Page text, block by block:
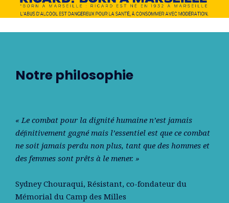
Notre philosophie
« Le combat pour la dignité humaine n’est jamais
déﬁnitivement gagné mais l’essentiel est que ce combat
ne soit jamais perdu non plus, tant que des hommes et
des femmes sont prêts à le mener. »
Sydney Chouraqui, Résistant, co-fondateur du
Mémorial du Camp des Milles